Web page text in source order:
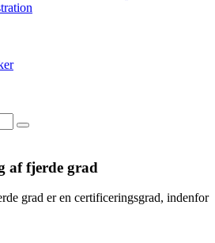
af fjerde grad
grad er en certificeringsgrad, indenfor